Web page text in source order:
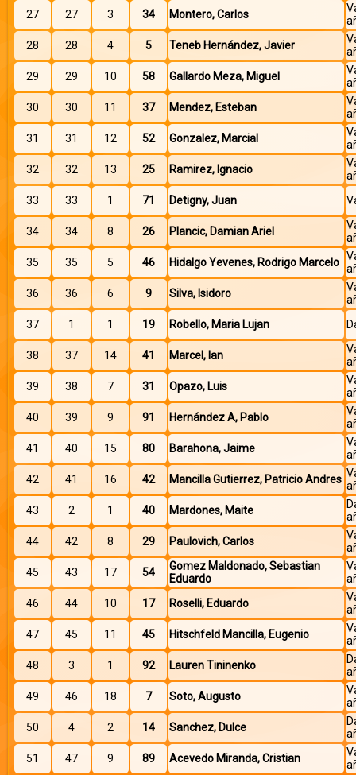
27
27 3 34 Montero, Carlos
28
28 4 5 Teneb Hernández, Javier
29
29 10 58 Gallardo Meza, Miguel
30
30 11 37 Mendez, Esteban
31
31 12 52 Gonzalez, Marcial
32
32 13 25 Ramirez, Ignacio
33
33 1 71 Detigny, Juan
34 34 8 26 Plancic, Damian Ariel
35
35 5 46 Hidalgo Yevenes, Rodrigo Marcelo
36
36 6 9 Silva, Isidoro
37
1 1 19 Robello, Maria Lujan
38 37 14 41 Marcel, Ian
39
38 7 31 Opazo, Luis
40
39 9 91 Hernández A, Pablo
41
40 15 80 Barahona, Jaime
42
41 16 42 Mancilla Gutierrez, Patricio Andres
43
2 1 40 Mardones, Maite
44
42 8 29 Paulovich, Carlos
45
43 17 54
Gomez Maldonado, Sebastian
Eduardo
46
44 10 17 Roselli, Eduardo
47
45 11 45 Hitschfeld Mancilla, Eugenio
48
3 1 92 Lauren Tininenko
49
46 18 7 Soto, Augusto
50
4 2 14 Sanchez, Dulce
51
47 9 89 Acevedo Miranda, Cristian